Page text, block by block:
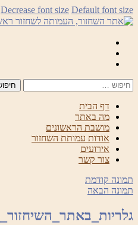
לדלג
לתוכן
Decrease font size Default font size
דף הבית
מה באתר
מושבת הראשונים
אודות עמותת השחזור
אירועים
צור קשר
תמונה קודמת
תמונה הבאה
גלריות_באתר_השיחזור_2013_159